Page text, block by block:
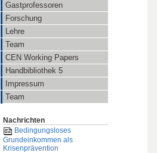
Gastprofessoren
Forschung
Lehre
Team
CEN Working Papers
Handbibliothek 5
Impressum
Team
Nachrichten
Bedingungsloses
Grundeinkommen als
Krisenprävention